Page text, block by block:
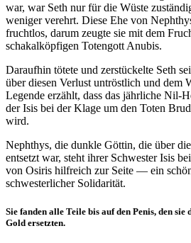
war, war Seth nur für die Wüste
weniger verehrt. Diese Ehe von
fruchtlos, darum zeugte sie mit dem
schakalköpfigen Totengott Anubis.
Daraufhin tötete und zerstückelte Seth
über diesen Verlust untröstlich und dem
Legende erzählt, dass das jährliche Nil-
der Isis bei der Klage um den Toten
wird.
Nephthys, die dunkle Göttin, die über
entsetzt war, steht ihrer Schwester Isis
von Osiris hilfreich zur Seite — ein
schwesterlicher Solidarität.
Sie fanden alle Teile bis auf den Penis, den
Gold ersetzten.